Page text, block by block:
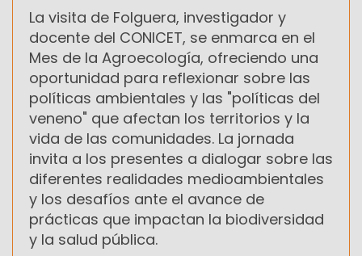
La visita de Folguera, investigador y
docente del CONICET, se enmarca en el
Mes de la Agroecología, ofreciendo una
oportunidad para reflexionar sobre las
políticas ambientales y las "políticas del
veneno" que afectan los territorios y la
vida de las comunidades. La jornada
invita a los presentes a dialogar sobre las
diferentes realidades medioambientales
y los desafíos ante el avance de
prácticas que impactan la biodiversidad
y la salud pública.